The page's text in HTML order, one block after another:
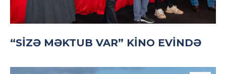
“SIZƏ MƏKTUB VAR” KINO EVINDƏ